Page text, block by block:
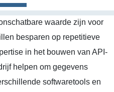
waarde zijn voor
besparen op repetitieve
in het bouwen van API-
helpen om gegevens
softwaretools en